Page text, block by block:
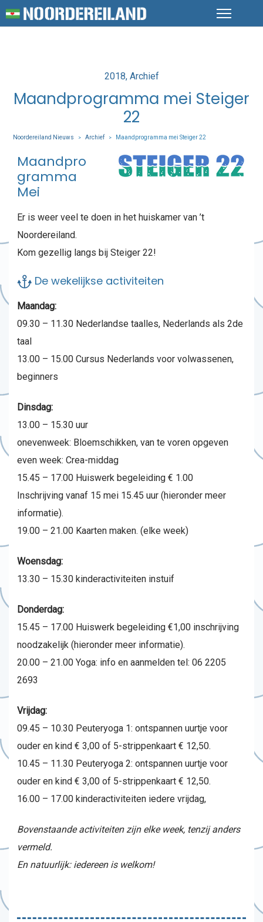
Posted
2018 Archief
Maandprogramma mei Steiger
22
Noordereiland Nieuws > Archief > Maandprogramma mei Steiger 22
Maandpro
gramma
Mei
Er is weer veel te doen in het huiskamer van ’t
Noordereiland.
Kom gezellig langs bij Steiger 22!
De wekelijkse activiteiten
Maandag:
09.30 – 11.30 Nederlandse taalles, Nederlands als 2de
taal
13.00 – 15.00 Cursus Nederlands voor volwassenen,
beginners
Dinsdag:
13.00 – 15.30 uur
onevenweek: Bloemschikken, van te voren opgeven
even week: Crea-middag
15.45 – 17.00 Huiswerk begeleiding € 1.00
Inschrijving vanaf 15 mei 15.45 uur (hieronder meer
informatie).
19.00 – 21.00 Kaarten maken. (elke week)
Woensdag:
13.30 – 15.30 kinderactiviteiten instuif
Donderdag:
15.45 – 17.00 Huiswerk begeleiding €1,00 inschrijving
noodzakelijk (hieronder meer informatie).
20.00 – 21.00 Yoga: info en aanmelden tel: 06 2205
2693
Vrijdag:
09.45 – 10.30 Peuteryoga 1: ontspannen uurtje voor
ouder en kind € 3,00 of 5-strippenkaart € 12,50.
10.45 – 11.30 Peuteryoga 2: ontspannen uurtje voor
ouder en kind € 3,00 of 5-strippenkaart € 12,50.
16.00 – 17.00 kinderactiviteiten iedere vrijdag,
Bovenstaande activiteiten zijn elke week, tenzij anders
vermeld.
En natuurlijk: iedereen is welkom!